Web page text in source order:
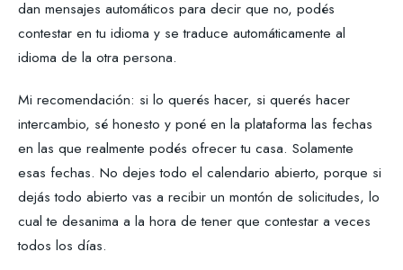
dan mensajes automáticos para decir que no, podés
contestar en tu idioma y se traduce automáticamente al
idioma de la otra persona.
Mi recomendación: si lo querés hacer, si querés hacer
intercambio, sé honesto y poné en la plataforma las fechas
en las que realmente podés ofrecer tu casa. Solamente
esas fechas. No dejes todo el calendario abierto, porque si
dejás todo abierto vas a recibir un montón de solicitudes, lo
cual te desanima a la hora de tener que contestar a veces
todos los días.